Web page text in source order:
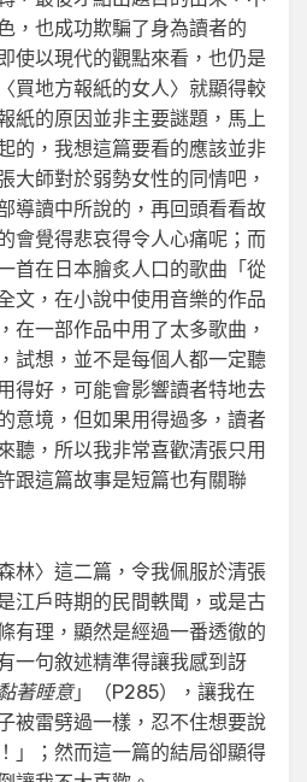
，也成功欺騙了身為讀者的
使以現代的觀點來看，也仍是
買地方報紙的女人〉就顯得較
紙的原因並非主要謎題，馬上
的，我想這篇要看的應該並非
大師對於弱勢女性的同情吧，
導讀中所說的，再回頭看看故
會覺得悲哀得令人心痛呢；而
首在日本膾炙人口的歌曲「從
文，在小說中使用音樂的作品
在一部作品中用了太多歌曲，
試想，並不是每個人都一定聽
得好，可能會影響讀者特地去
意境，但如果用得過多，讀者
聽，所以我非常喜歡清張只用
跟這篇故事是短篇也有關聯
林〉這二篇，令我佩服於清張
江戶時期的民間軼聞，或是古
有理，顯然是經過一番透徹的
一句敘述精準得讓我感到訝
著睡意」（P285），讓我在
被雷劈過一樣，忍不住想要說
」；然而這一篇的結局卻顯得